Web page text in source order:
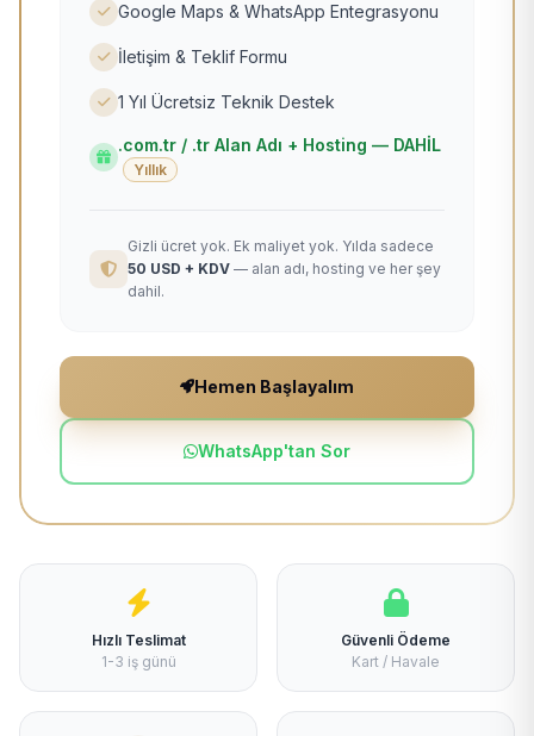
Google Maps & WhatsApp Entegrasyonu
İletişim & Teklif Formu
1 Yıl Ücretsiz Teknik Destek
.com.tr / .tr Alan Adı + Hosting — DAHİL
Yıllık
Gizli ücret yok. Ek maliyet yok. Yılda sadece
50 USD + KDV — alan adı, hosting ve her şey
dahil.
Hemen Başlayalım
WhatsApp'tan Sor
Hızlı Teslimat
1-3 iş günü
Güvenli Ödeme
Kart / Havale